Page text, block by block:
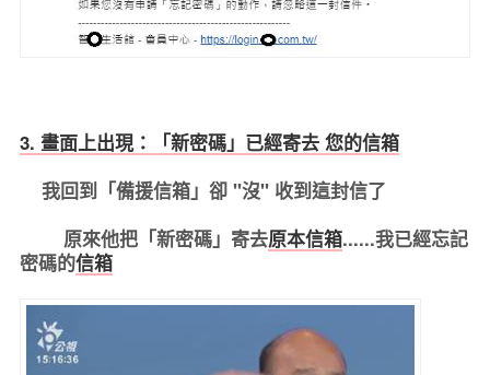
3. 畫面上出現：「新密碼」已經寄去 您的信箱
我回到「備援信箱」卻 "沒" 收到這封信了
原來他把「新密碼」寄去原本信箱......我已經忘記
密碼的信箱